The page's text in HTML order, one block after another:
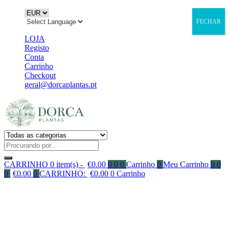
LOJA
Registo
Conta
Carrinho
Checkout
geral@dorcaplantas.pt
CARRINHO 0 item(s) - €0.00 0 0 0 Carrinho 0 Meu Carrinho 0 0
0 €0.00 0 CARRINHO: €0.00 0 Carrinho
FECHAR